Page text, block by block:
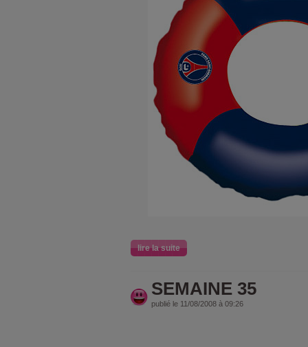
lire la suite
SEMAINE 35
publié le 11/08/2008 à 09:26